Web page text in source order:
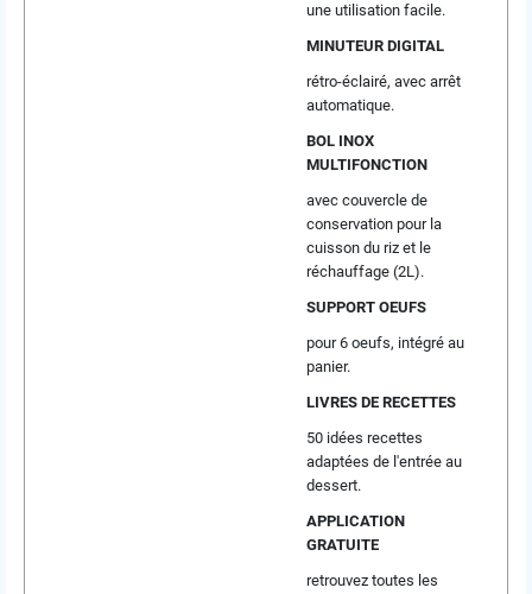
une utilisation facile.
MINUTEUR DIGITAL
rétro-éclairé, avec arrêt
automatique.
BOL INOX
MULTIFONCTION
avec couvercle de
conservation pour la
cuisson du riz et le
réchauffage (2L).
SUPPORT OEUFS
pour 6 oeufs, intégré au
panier.
LIVRES DE RECETTES
50 idées recettes
adaptées de l'entrée au
dessert.
APPLICATION
GRATUITE
retrouvez toutes les